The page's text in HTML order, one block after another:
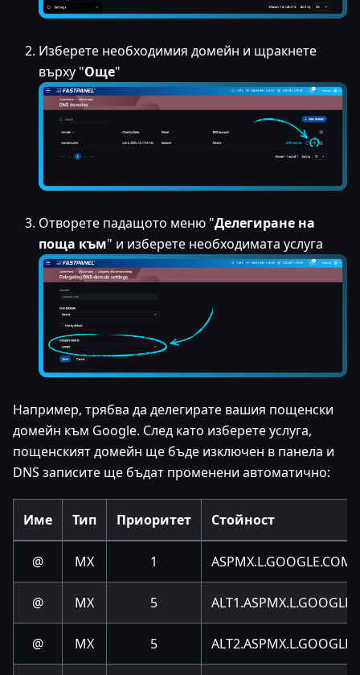
Изберете необходимия домейн и щракнете
върху "Още"
Отворете падащото меню "Делегиране на
поща към" и изберете необходимата услуга
Например, трябва да делегирате вашия пощенски
домейн към Google. След като изберете услуга,
пощенският домейн ще бъде изключен в панела и
DNS записите ще бъдат променени автоматично:
Име Тип Приоритет Стойност
@ MX 1 ASPMX.L.GOOGLE.COM
@ MX 5
@ MX 5